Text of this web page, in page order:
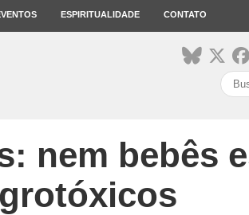
ESPIRITUALIDADE CONTATO
nem bebês